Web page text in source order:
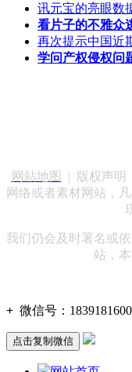
讯元宝的亮眼数
看片子的不雅众
再次提示中国近
学问产权侵权问
网站地图
| 版权声明
网络或者素材网站，
我们仍会及时署名或
站，
+ 微信号：
点击复制微信